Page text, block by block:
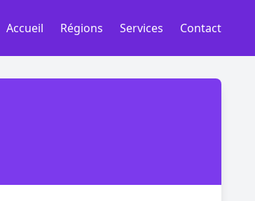
Accueil Régions Services Contact